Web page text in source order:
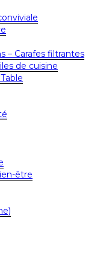
– Carafes filtrantes
de cuisine
être